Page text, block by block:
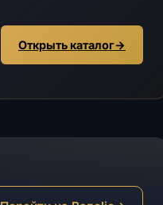
Открыть каталог→